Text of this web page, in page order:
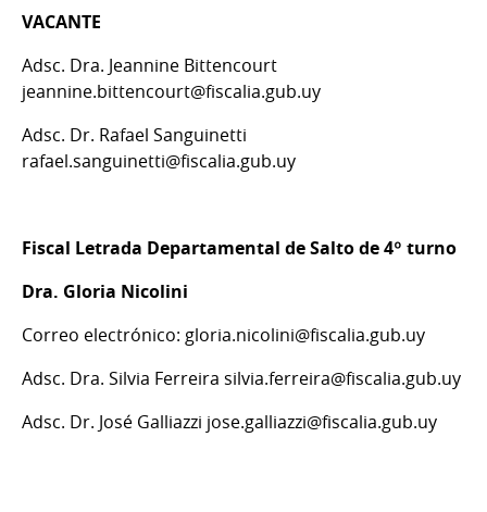
VACANTE
Adsc. Dra. Jeannine Bittencourt
jeannine.bittencourt@fiscalia.gub.uy
Adsc. Dr. Rafael Sanguinetti
rafael.sanguinetti@fiscalia.gub.uy
Fiscal Letrada Departamental de Salto de 4º turno
Dra. Gloria Nicolini
Correo electrónico: gloria.nicolini@fiscalia.gub.uy
Adsc. Dra. Silvia Ferreira silvia.ferreira@fiscalia.gub.uy
Adsc. Dr. José Galliazzi jose.galliazzi@fiscalia.gub.uy